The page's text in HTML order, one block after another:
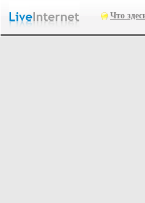
Что